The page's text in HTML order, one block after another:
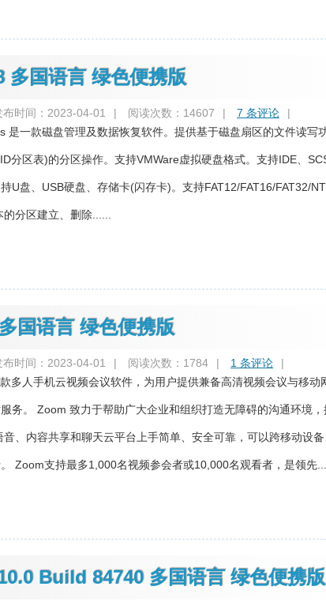
国语言 绿色便携版
布时间：2023-04-01 | 阅读次数：14607 | 7 条评论
|
是一款磁盘管理及数据恢复软件。提供基于磁盘扇区的文件读写
分区表)的分区操作。支持VMWare虚拟硬盘格式。支持IDE、
U盘、USB硬盘、存储卡(闪存卡)。支持FAT12/FAT16/FAT32/
分区建立、删除......
国语言 绿色便携版
布时间：2023-04-01 | 阅读次数：1784 | 1 条评论
|
多人手机云视频会议软件，为用户提供兼备高清视频会议与移动
务。 Zoom 致力于帮助广大企业和组织打造无障碍的沟通环境，
、内容共享和聊天云平台上手简单、安全可靠，可以跨移动设
Zoom支持最多1,000名视频参会者或10,000名观看者，是领先
Build 84740 多国语言 绿色便携版